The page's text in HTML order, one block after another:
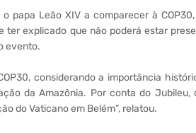
papa Leão XIV a comparecer à
ter explicado que não poderá estar
evento.
considerando a importância
da Amazônia. Por conta do
do Vaticano em Belém”, relatou.